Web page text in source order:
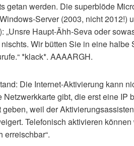
getan werden. Die superblöde
Server (2003, nicht 2012!)
„Unsre Haupt-Ähh-Seva oder
Wir bütten Sie in eine halbe
*klack*. AAAARGH.
Die Internet-Aktivierung kann
Netzwerkkarte gibt, die erst eine IP
geben, weil der
Telefonisch aktivieren
erreischbar“.